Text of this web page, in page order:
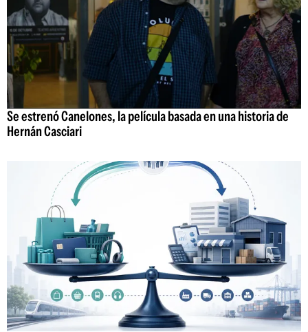
Se estrenó Canelones, la película basada en una historia de
Hernán Casciari